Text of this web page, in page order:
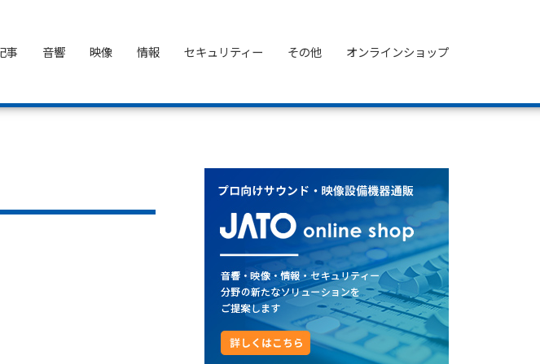
事 音響 映像 情報 セキュリティー その他 オンラインショップ